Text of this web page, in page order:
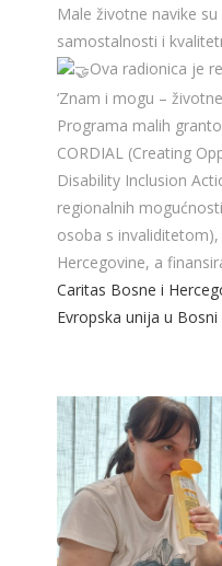
Male životne navike
samostalnosti i
Ova radionica je
‘Znam i mogu –
Programa malih
CORDIAL (Creating
Disability Inclusion
regionalnih
osoba s
Hercegovine, a
Caritas Bosne i
Evropska unija u